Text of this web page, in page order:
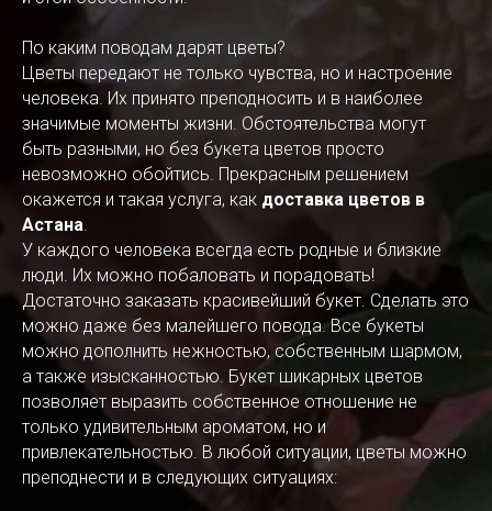
По каким поводам дарят цветы?
Цветы передают не только чувства, но и настроение
человека. Их принято преподносить и в наиболее
значимые моменты жизни. Обстоятельства могут
быть разными, но без букета цветов просто
невозможно обойтись. Прекрасным решением
окажется и такая услуга, как доставка цветов в
Астана.
У каждого человека всегда есть родные и близкие
люди. Их можно побаловать и порадовать!
Достаточно заказать красивейший букет. Сделать это
можно даже без малейшего повода. Все букеты
можно дополнить нежностью, собственным шармом,
а также изысканностью. Букет шикарных цветов
позволяет выразить собственное отношение не
только удивительным ароматом, но и
привлекательностью. В любой ситуации, цветы можно
преподнести и в следующих ситуациях: